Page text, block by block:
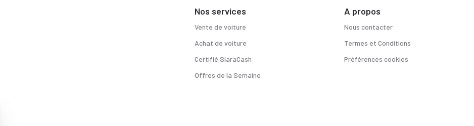
Nos services
Vente de voiture
Achat de voiture
Certifié SiaraCash
Offres de la Semaine
A propos
Nous contacter
Termes et Conditions
Préférences cookies